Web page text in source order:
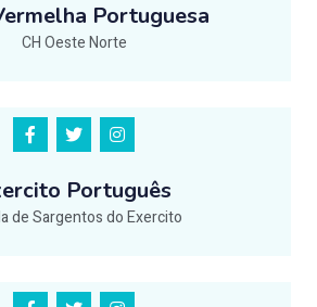
Portuguesa
CH Oeste Norte
Português
de Sargentos do Exercito